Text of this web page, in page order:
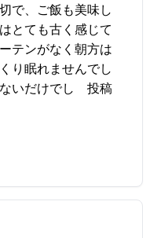
で、ご飯も美味し
とても古く感じて
テンがなく朝方は
り眠れませんでし
… 2021-11-04 12:05:43投稿